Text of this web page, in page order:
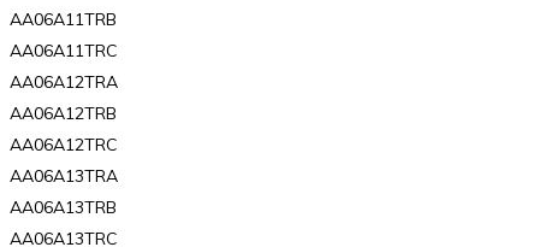
AA06A11TRB
AA06A11TRC
AA06A12TRA
AA06A12TRB
AA06A12TRC
AA06A13TRA
AA06A13TRB
AA06A13TRC